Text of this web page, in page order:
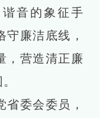
音的象征手
廉洁底线，
，营造清正廉
委会委员，